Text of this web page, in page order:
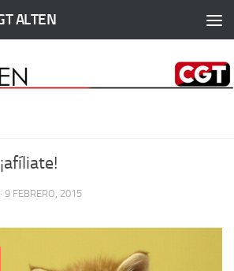
ALTEN
· 9 FEBRERO, 2015